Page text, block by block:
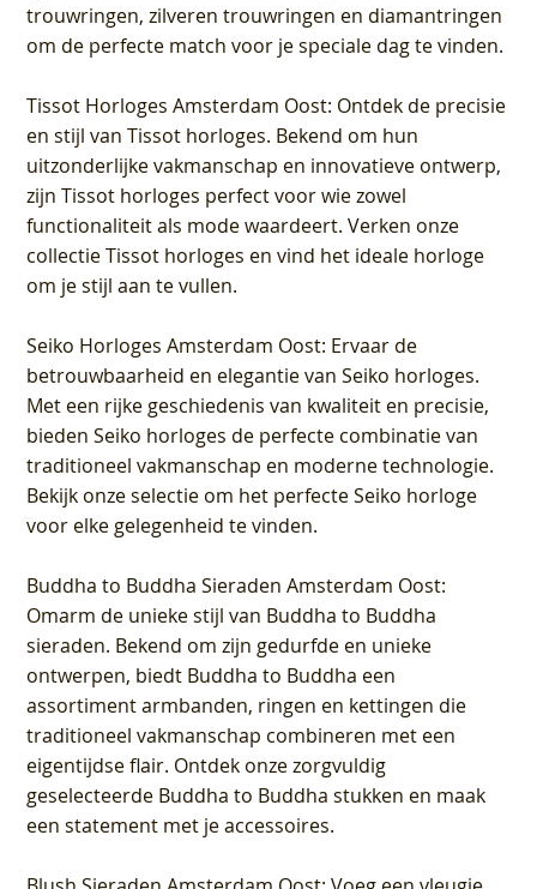
trouwringen, zilveren trouwringen en diamantringen
om de perfecte match voor je speciale dag te vinden.
Tissot Horloges Amsterdam Oost: Ontdek de precisie
en stijl van Tissot horloges. Bekend om hun
uitzonderlijke vakmanschap en innovatieve ontwerp,
zijn Tissot horloges perfect voor wie zowel
functionaliteit als mode waardeert. Verken onze
collectie Tissot horloges en vind het ideale horloge
om je stijl aan te vullen.
Seiko Horloges Amsterdam Oost: Ervaar de
betrouwbaarheid en elegantie van Seiko horloges.
Met een rijke geschiedenis van kwaliteit en precisie,
bieden Seiko horloges de perfecte combinatie van
traditioneel vakmanschap en moderne technologie.
Bekijk onze selectie om het perfecte Seiko horloge
voor elke gelegenheid te vinden.
Buddha to Buddha Sieraden Amsterdam Oost:
Omarm de unieke stijl van Buddha to Buddha
sieraden. Bekend om zijn gedurfde en unieke
ontwerpen, biedt Buddha to Buddha een
assortiment armbanden, ringen en kettingen die
traditioneel vakmanschap combineren met een
eigentijdse flair. Ontdek onze zorgvuldig
geselecteerde Buddha to Buddha stukken en maak
een statement met je accessoires.